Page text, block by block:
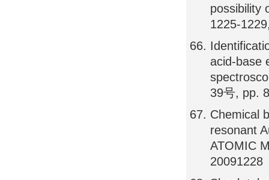
possibility
1225-
acid-base
39号, pp.
Chemical
resonant
ATOMIC
20091228